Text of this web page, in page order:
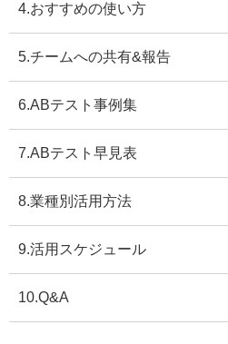
4.おすすめの使い方
5.チームへの共有&報告
6.ABテスト事例集
7.ABテスト早見表
8.業種別活用方法
9.活用スケジュール
10.Q&A